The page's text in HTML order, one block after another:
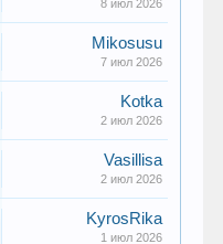
8 июл 2026
Mikosusu
7 июл 2026
Kotka
2 июл 2026
Vasillisa
2 июл 2026
KyrosRika
1 июл 2026